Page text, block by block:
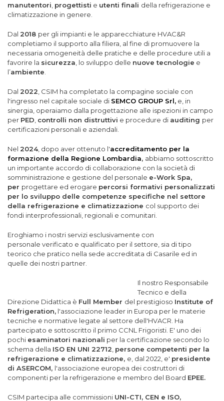
manutentori progettisti e utenti finali della refrigerazione e
climatizzazione in genere.
Dal 2018 per gli impianti e le apparecchiature HVAC&R
completiamo il supporto alla filiera, al fine di promuovere la
necessaria omogeneità delle pratiche e delle procedure utili a
favorire la sicurezza , lo sviluppo delle nuove tecnologie e
l’ambiente
Dal 2022 , CSIM ha completato la compagine sociale con
l'ingresso nel capitale sociale di SEMCO GROUP Srl, e, in
sinergia, operaiamo dalla progettazione alle ispezioni in campo
per PED controlli non distruttivi e procedure di auditing per
certificazioni personali e aziendali.
Nel 2024, dopo aver ottenuto l'accreditamento per la
formazione della Regione Lombardia, abbiamo sottoscritto
un importante accordo di collaborazione con la società di
somministrazione e gestione del personale e-Work Spa,
per progettare ed erogare percorsi formativi personalizzati
per lo sviluppo delle competenze specifiche nel settore
della refrigerazione e climatizzazione col supporto dei
fondi interprofessionali, regionali e comunitari.
Eroghiamo i nostri servizi esclusivamente con
personale verificato e qualificato per il settore, sia di tipo
teorico che pratico nella sede accreditata di Casarile ed in
quelle dei nostri partner.
Il nostro Responsabile
Tecnico e della
Direzione Didattica è Full Member del prestigioso Institute of
Refrigeration, l'associazione leader in Europa per le materie
tecniche e normative legate al settore dell'HVACR. Ha
partecipato e sottoscritto il primo CCNL Frigoristi. E' uno dei
pochi esaminatori nazionali per la certificazione secondo lo
schema della ISO EN UNI 22712 persone competenti per la
refrigerazione e climatizzazione, e, dal 2022, e' presidente
di ASERCOM, l'associazione europea dei costruttori di
componenti per la refrigerazione e membro del Board EPEE.
CSIM partecipa alle commissioni UNI-CTI, CEN e ISO,